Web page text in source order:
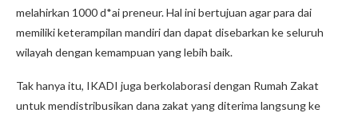
melahirkan 1000 d*ai preneur. Hal ini bertujuan agar para dai
memiliki keterampilan mandiri dan dapat disebarkan ke seluruh
wilayah dengan kemampuan yang lebih baik.
Tak hanya itu, IKADI juga berkolaborasi dengan Rumah Zakat
untuk mendistribusikan dana zakat yang diterima langsung ke